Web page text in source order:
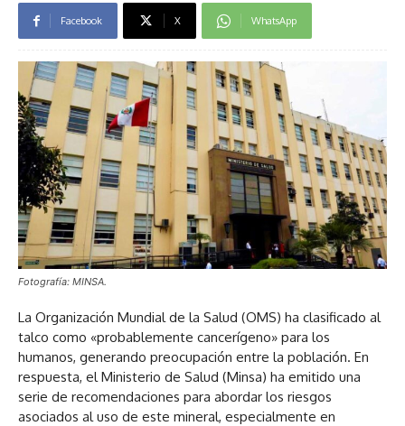
Facebook X WhatsApp
Fotografía: MINSA.
La Organización Mundial de la Salud (OMS) ha clasificado al
talco como «probablemente cancerígeno» para los
humanos, generando preocupación entre la población. En
respuesta, el Ministerio de Salud (Minsa) ha emitido una
serie de recomendaciones para abordar los riesgos
asociados al uso de este mineral, especialmente en